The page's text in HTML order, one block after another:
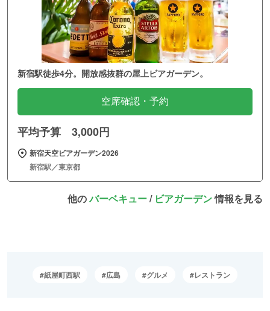
新宿駅徒歩4分。開放感抜群の屋上ビアガーデン。
空席確認・予約
平均予算 3,000円
新宿天空ビアガーデン2026
新宿駅／東京都
他のバーベキュー/ ビアガーデン情報を見る
紙屋町西駅 広島 グルメ レストラン